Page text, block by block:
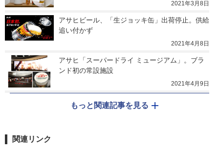
2021年3月8日
アサヒビール、「生ジョッキ缶」出荷停止。供給
追い付かず
2021年4月8日
アサヒ「スーパードライ ミュージアム」。ブラ
ンド初の常設施設
2021年4月9日
もっと関連記事を見る
関連リンク